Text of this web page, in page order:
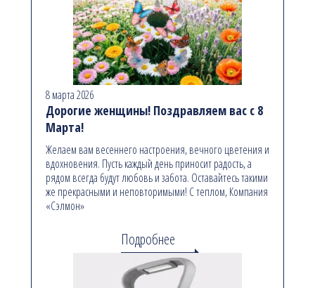
8 марта 2026
Дорогие женщины! Поздравляем вас с 8
Марта!
Желаем вам весеннего настроения, вечного цветения и
вдохновения. Пусть каждый день приносит радость, а
рядом всегда будут любовь и забота. Оставайтесь такими
же прекрасными и неповторимыми! С теплом, Компания
«Сэлмон»
Подробнее